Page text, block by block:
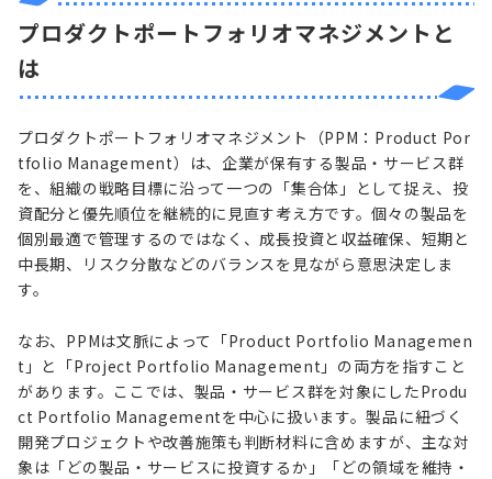
プロダクトポートフォリオマネジメントと
は
プロダクトポートフォリオマネジメント（PPM：Product Por
tfolio Management）は、企業が保有する製品・サービス群
を、組織の戦略目標に沿って一つの「集合体」として捉え、投
資配分と優先順位を継続的に見直す考え方です。個々の製品を
個別最適で管理するのではなく、成長投資と収益確保、短期と
中長期、リスク分散などのバランスを見ながら意思決定しま
す。
なお、PPMは文脈によって「Product Portfolio Managemen
t」と「Project Portfolio Management」の両方を指すこと
があります。ここでは、製品・サービス群を対象にしたProdu
ct Portfolio Managementを中心に扱います。製品に紐づく
開発プロジェクトや改善施策も判断材料に含めますが、主な対
象は「どの製品・サービスに投資するか」「どの領域を維持・